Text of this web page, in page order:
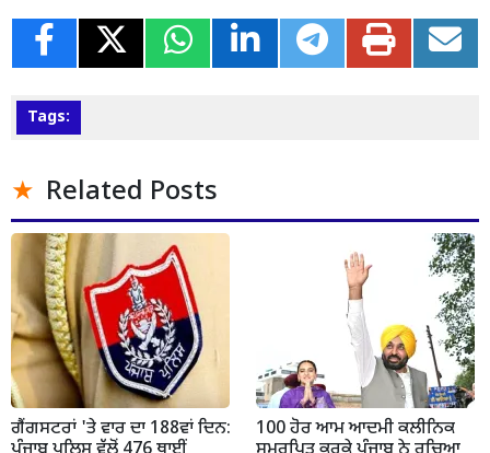
Tags:
Related Posts
ਗੈਂਗਸਟਰਾਂ 'ਤੇ ਵਾਰ ਦਾ 188ਵਾਂ ਦਿਨ:
100 ਹੋਰ ਆਮ ਆਦਮੀ ਕਲੀਨਿਕ